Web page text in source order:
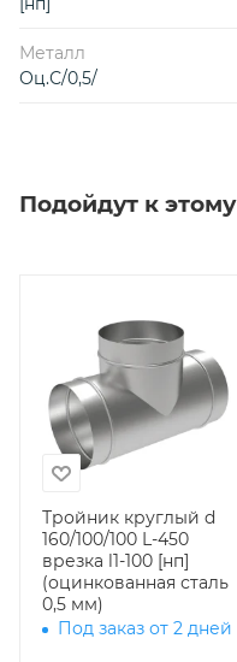
Металл
Оц.С/0,5/
Подойдут к
Тройник круглый d
160/100/100 L-450
врезка l1-100 [нп]
(оцинкованная сталь
0,5 мм)
Под заказ от 2 дней